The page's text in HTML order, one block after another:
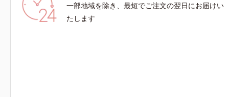
一部地域を除き、最短でご注文の翌日にお届けい
たします